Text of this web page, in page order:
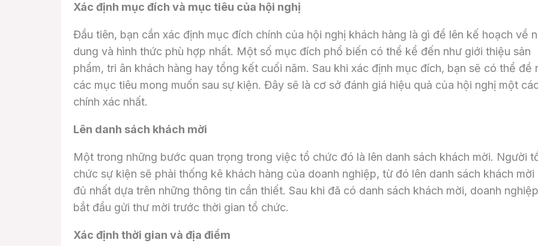
Xác định mục đích và mục tiêu của hội nghị
Đầu tiên, bạn cần xác định mục đích chính của hội nghị khách hàng là gì để lên kế hoạch về
dung và hình thức phù hợp nhất. Một số mục đích phổ biến có thể kể đến như giới thiệu sản
phẩm, tri ân khách hàng hay tổng kết cuối năm. Sau khi xác định mục đích, bạn sẽ có thể đề
các mục tiêu mong muốn sau sự kiện. Đây sẽ là cơ sở đánh giá hiệu quả của hội nghị một
chính xác nhất.
Lên danh sách khách mời
Một trong những bước quan trọng trong việc tổ chức đó là lên danh sách khách mời. Người
chức sự kiện sẽ phải thống kê khách hàng của doanh nghiệp, từ đó lên danh sách khách mời
đủ nhất dựa trên những thông tin cần thiết. Sau khi đã có danh sách khách mời, doanh
bắt đầu gửi thư mời trước thời gian tổ chức.
Xác định thời gian và địa điểm